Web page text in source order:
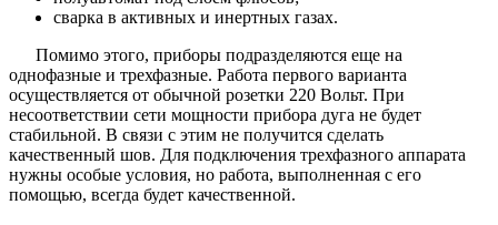
сварка в активных и инертных газах.
Помимо этого, приборы подразделяются еще на
однофазные и трехфазные. Работа первого варианта
осуществляется от обычной розетки 220 Вольт. При
несоответствии сети мощности прибора дуга не будет
стабильной. В связи с этим не получится сделать
качественный шов. Для подключения трехфазного аппарата
нужны особые условия, но работа, выполненная с его
помощью, всегда будет качественной.